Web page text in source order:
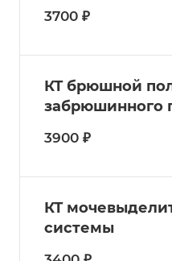
3700 ₽
КТ брюшной
забрюшинного
3900 ₽
КТ
системы